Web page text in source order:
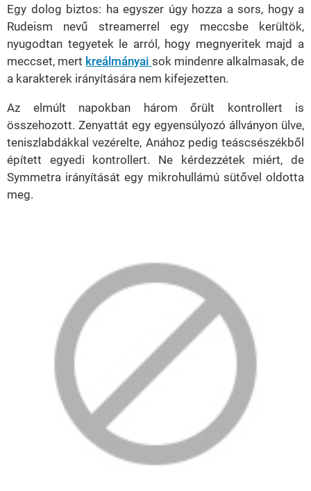
Egy dolog biztos: ha egyszer úgy hozza a sors, hogy a
Rudeism nevű streamerrel egy meccsbe kerültök,
nyugodtan tegyetek le arról, hogy megnyeritek majd a
meccset, mert kreálmányai sok mindenre alkalmasak, de
a karakterek irányítására nem kifejezetten.
Az elmúlt napokban három őrült kontrollert is
összehozott. Zenyattát egy egyensúlyozó állványon ülve,
teniszlabdákkal vezérelte, Anához pedig teáscsészékből
épített egyedi kontrollert. Ne kérdezzétek miért, de
Symmetra irányítását egy mikrohullámú sütővel oldotta
meg.